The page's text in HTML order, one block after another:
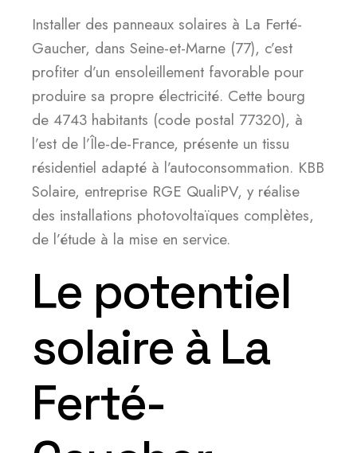
Installer des panneaux solaires à La Ferté-
Gaucher, dans Seine-et-Marne (77), c’est
profiter d’un ensoleillement favorable pour
produire sa propre électricité. Cette bourg
de 4743 habitants (code postal 77320), à
l’est de l’Île-de-France, présente un tissu
résidentiel adapté à l’autoconsommation. KBB
Solaire, entreprise RGE QualiPV, y réalise
des installations photovoltaïques complètes,
de l’étude à la mise en service.
Le potentiel
solaire à La
Ferté-